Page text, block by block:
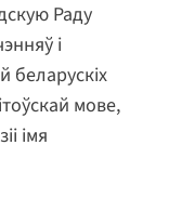
Раду
і
беларускіх
мове,
імя